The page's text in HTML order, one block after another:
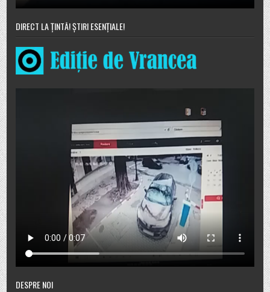
DIRECT LA ȚINTĂ! ȘTIRI ESENȚIALE!
DESPRE NOI